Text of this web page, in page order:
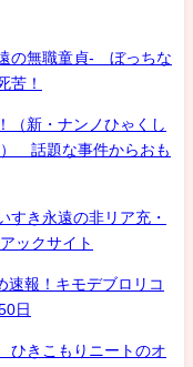
の無職童貞- ぼっちな
苦！
（新・ナンノひゃくし
） 話題な事件からおも
すき永遠の非リア充・
ックサイト
速報！キモデブロリコ
日
ひきこもりニートのオ